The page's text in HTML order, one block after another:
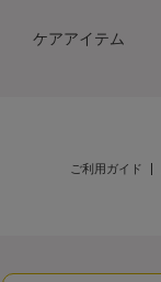
ケアアイテム
ご利用ガイド